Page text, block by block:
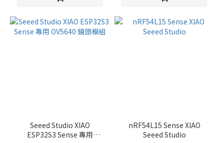
Seeed Studio XIAO
ESP32S3 Sense 專用
nRF54L15 Sense XIAO
Seeed Studio